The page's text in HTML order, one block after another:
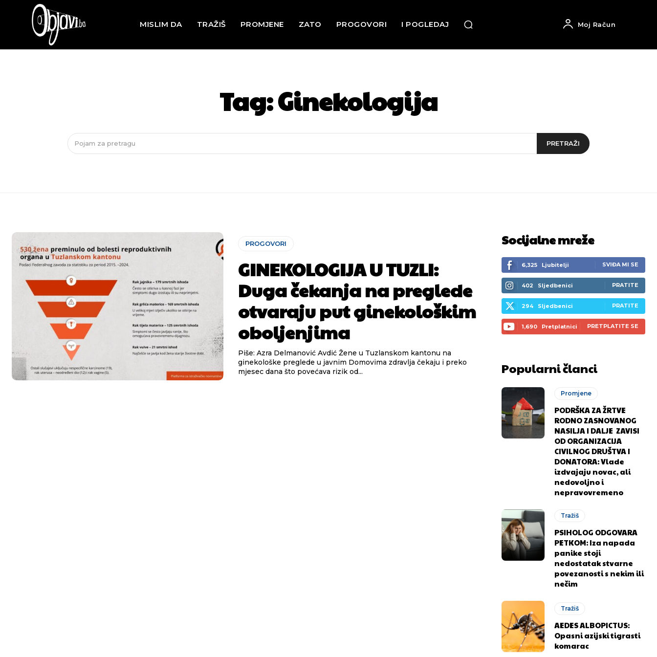
MISLIM DA TRAŽIŠ PROMJENE ZATO PROGOVORI I POGLEDAJ Moj Račun
Tag:Ginekologija
Pojam za pretragu PRETRAŽI
PROGOVORI
GINEKOLOGIJA U TUZLI:
Duga čekanja na preglede
otvaraju put ginekološkim
oboljenjima
Piše: Azra Delmanović Avdić Žene u Tuzlanskom kantonu na
ginekološke preglede u javnim Domovima zdravlja čekaju i preko
mjesec dana što povećava rizik od...
Socijalne mreže
6,325 Ljubitelji SVIĐA MI SE
402 Sljedbenici PRATITE
294 Sljedbenici PRATITE
1,690 Pretplatnici PRETPLATITE SE
Popularni članci
Promjene
PODRŠKA ZA ŽRTVE
RODNO ZASNOVANOG
NASILJA I DALJE ZAVISI
OD ORGANIZACIJA
CIVILNOG DRUŠTVA I
DONATORA: Vlade
izdvajaju novac, ali
nedovoljno i
nepravovremeno
Tražiš
PSIHOLOG ODGOVARA
PETKOM: Iza napada
panike stoji
nedostatak stvarne
povezanosti s nekim ili
nečim
Tražiš
AEDES ALBOPICTUS:
Opasni azijski tigrasti
komarac